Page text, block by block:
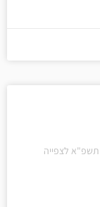
תשפ"א לצפייה